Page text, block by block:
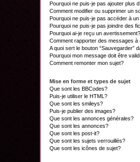
Pourquoi ne puis-je pas ajouter plus
Comment modifier ou supprimer un
Pourquoi ne puis-je pas accéder à
Pourquoi ne puis-je pas joindre des
Pourquoi ai-je reçu un avertissement?
Comment rapporter des messages à
A quoi sert le bouton “Sauvegarder”
Pourquoi mon message doit être
Comment remonter mon sujet?
Mise en forme et types de sujet
Que sont les BBCodes?
Puis-je utiliser le HTML?
Que sont les smileys?
Puis-je publier des images?
Que sont les annonces générales?
Que sont les annonces?
Que sont les post-it?
Que sont les sujets verrouillés?
Que sont les icônes de sujet?